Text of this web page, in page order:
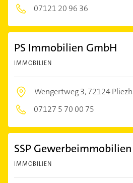
07121 20 96 36
PS Immobilien GmbH
IMMOBILIEN
Wengertweg 3,72124
07127 5 70 00 75
SSP
IMMOBILIEN